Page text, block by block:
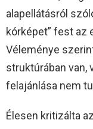
alapellátásról
kórképet” fest az
Véleménye
struktúrában van,
felajánlása nem
Élesen kritizálta